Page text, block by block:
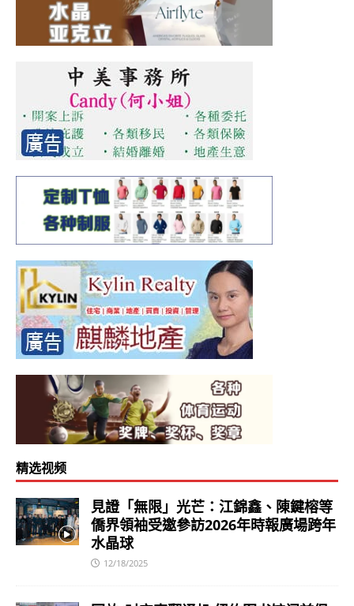
精选视频
見證「無限」光芒：江錦鑫、陳鍵榕等
僑界領袖受邀參訪2026年時報廣場跨年
水晶球
12/18/2025